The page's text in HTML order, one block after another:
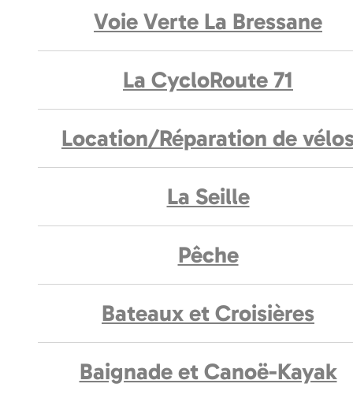
Voie Verte La Bressane
La CycloRoute 71
Location/Réparation de
La Seille
Pêche
Bateaux et Croisières
Baignade et Canoë-Kayak